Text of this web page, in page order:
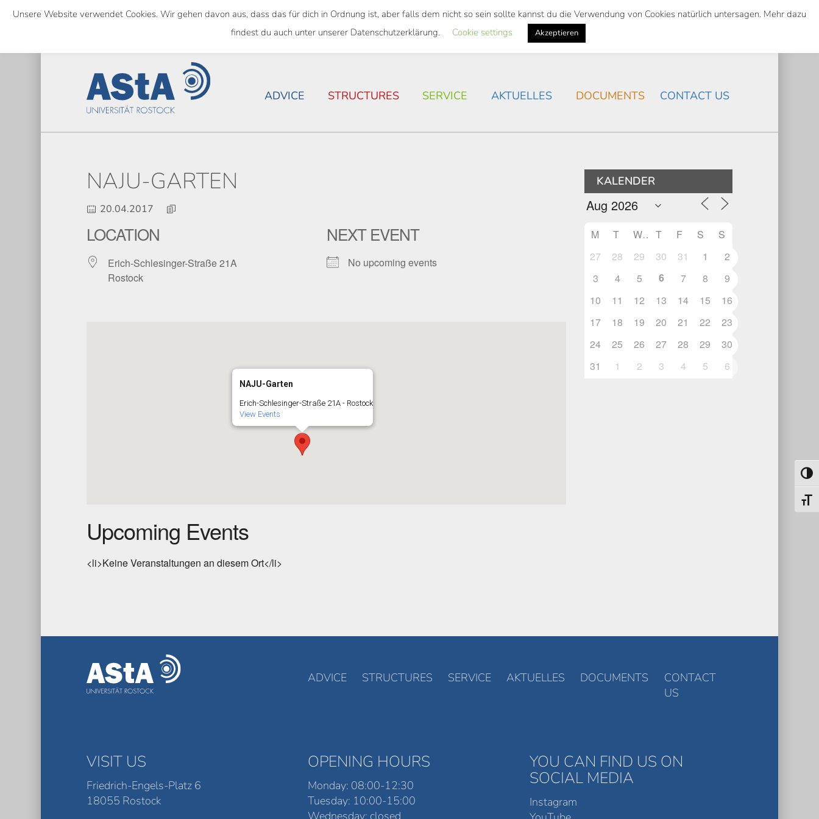
Skip
content
Suche
Search
NATIONWIDE SEMESTER TICKET HOUSING SITUATION IN ROSTOCK NEWS
ADVICE STRUCTURES SERVICE AKTUELLES DOCUMENTS CONTACT US
NAJU-GARTEN
20.04.2017
LOCATION
Erich-Schlesinger-Straße 21A
Rostock
NEXT EVENT
No upcoming events
NAJU-Garten
Erich-Schlesinger-Straße 21A - Rostock
View Events
Upcoming Events
<li>Keine Veranstaltungen an diesem Ort</li>
KALENDER
M T W T F S
S
27
28 29 30 31 1
2
3
4 5 6 7 8
9
10
11 12 13 14 15
16
17
18 19 20 21 22
23
24
25 26 27 28 29
30
31
1 2 3 4 5 6
ADVICE STRUCTURES SERVICE AKTUELLES DOCUMENTS
CONTACT
US
VISIT US
Friedrich-Engels-Platz 6
18055 Rostock
OPENING HOURS
Monday: 08:00-12:30
Tuesday: 10:00-15:00
Wednesday: closed
YOU CAN FIND US ON
SOCIAL MEDIA
Instagram
Unsere Website verwendet Cookies. Wir gehen davon aus, dass das für dich in Ordnung ist, aber falls dem nicht so sein sollte kannst du die Verwendung von Cookies natürlich untersagen. Mehr dazu
findest du auch unter unserer Datenschutzerklärung.
Cookie settings Akzeptieren